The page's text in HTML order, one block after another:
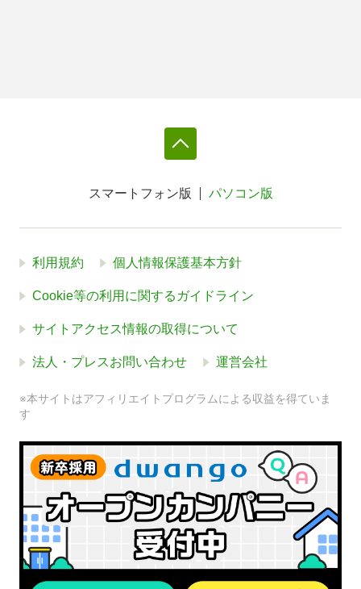
スマートフォン版 パソコン版
利用規約 個人情報保護基本方針
Cookie等の利用に関するガイドライン
サイトアクセス情報の取得について
法人・プレスお問い合わせ 運営会社
※本サイトはアフィリエイトプログラムによる収益を得ていま
す